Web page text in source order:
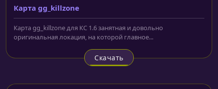
Карта gg_killzone
Карта gg_killzone для КС 1.6 занятная и довольно
оригинальная локация, на которой главное...
Скачать